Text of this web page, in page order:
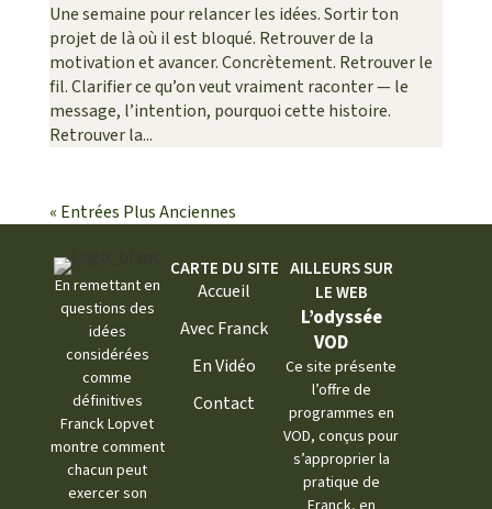
Une semaine pour relancer les idées. Sortir ton
projet de là où il est bloqué. Retrouver de la
motivation et avancer. Concrètement. Retrouver le
fil. Clarifier ce qu’on veut vraiment raconter — le
message, l’intention, pourquoi cette histoire.
Retrouver la...
« Entrées Plus Anciennes
En remettant en
questions des
idées
considérées
comme
définitives
Franck Lopvet
montre comment
chacun peut
exercer son
CARTE DU SITE
Accueil
Avec Franck
En Vidéo
Contact
AILLEURS SUR
LE WEB
L’odyssée
VOD
Ce site présente
l’offre de
programmes en
VOD, conçus pour
s’approprier la
pratique de